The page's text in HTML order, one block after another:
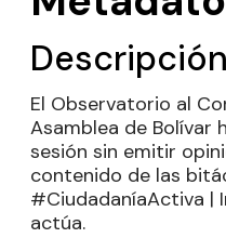
Descripción
El Observatorio al
Asamblea de Bolívar
sesión sin emitir
contenido de las
#CiudadaníaActiva |
actúa.